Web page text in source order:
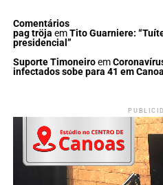
Comentários
pag tröja emTito Guarniere:
presidencial”
Suporte Timoneiroem
infectados sobe para 41 em